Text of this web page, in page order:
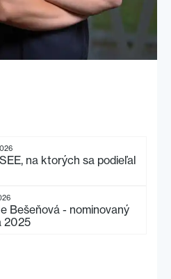
na ktorých sa podieľal
Bešeňová - nominovaný
2025